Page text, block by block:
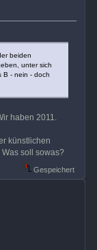
beiden
unter sich
B - nein - doch
haben 2011.
künstlichen
soll sowas?
Gespeichert